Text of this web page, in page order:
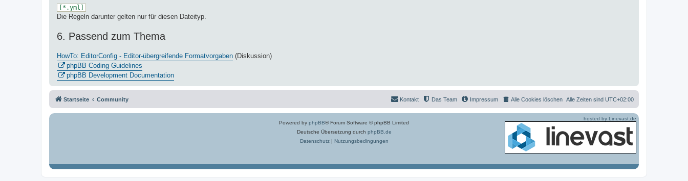
[*.yml]
Die Regeln darunter gelten nur für diesen Dateityp.
6. Passend zum Thema
HowTo: EditorConfig - Editor-übergreifende Formatvorgaben (Diskussion)
phpBB Coding Guidelines
phpBB Development Documentation
Startseite Community Alle Zeiten sind UTC+02:00
Alle Cookies löschen
Impressum
Das Team
Kontakt
Powered by phpBB® Forum Software © phpBB Limited
Deutsche Übersetzung durch phpBB.de
Datenschutz| Nutzungsbedingungen
hosted by Linevast.de